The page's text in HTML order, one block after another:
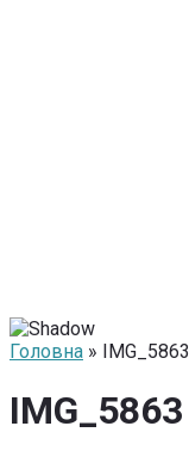
Головна » IMG_5863
IMG_5863